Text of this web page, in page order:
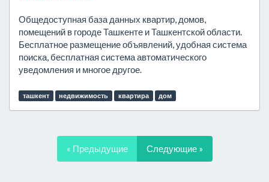
Общедоступная база данных квартир, домов,
помещений в городе Ташкенте и Ташкентской области.
Бесплатное размещение объявлений, удобная система
поиска, бесплатная система автоматического
уведомления и многое другое.
ташкент недвижимость квартира дом
« Предыдущие Следующие »